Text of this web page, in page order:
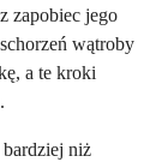
zapobiec jego
wątroby
a te kroki
niż